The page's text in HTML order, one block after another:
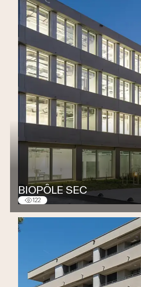
Dupont et Devaud - Ursy
ALUSUISSESierre Valais
BIOPÔLE SEC
122